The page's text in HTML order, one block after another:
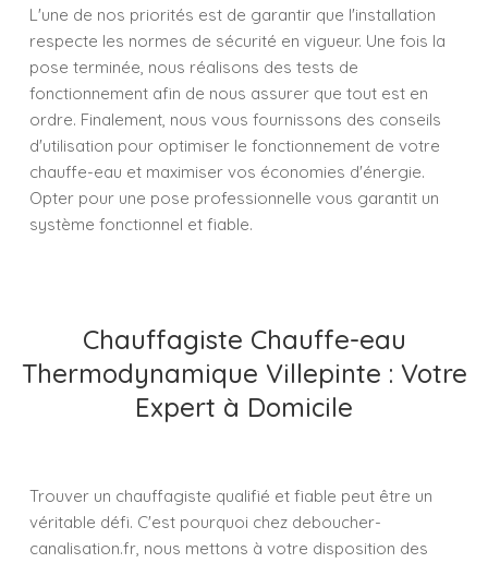
L'une de nos priorités est de garantir que l'installation
respecte les normes de sécurité en vigueur. Une fois la
pose terminée, nous réalisons des tests de
fonctionnement afin de nous assurer que tout est en
ordre. Finalement, nous vous fournissons des conseils
d'utilisation pour optimiser le fonctionnement de votre
chauffe-eau et maximiser vos économies d'énergie.
Opter pour une pose professionnelle vous garantit un
système fonctionnel et fiable.
Chauffagiste Chauffe-eau
Thermodynamique Villepinte : Votre
Expert à Domicile
Trouver un chauffagiste qualifié et fiable peut être un
véritable défi. C'est pourquoi chez deboucher-
canalisation.fr, nous mettons à votre disposition des